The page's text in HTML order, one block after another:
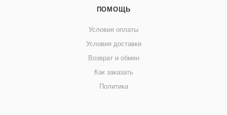
ПОМОЩЬ
Условия оплаты
Условия доставки
Возврат и обмен
Как заказать
Политика